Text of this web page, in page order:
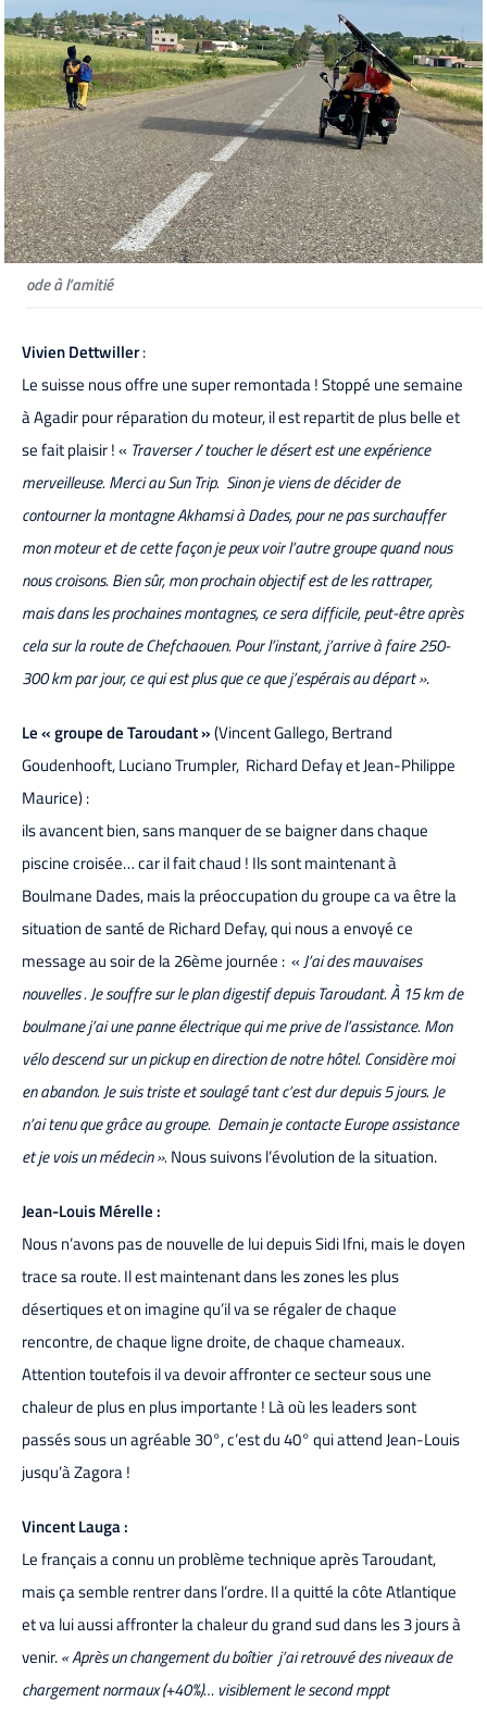
ode à l’amitié
Vivien Dettwiller:
Le suisse nous offre une super remontada ! Stoppé une semaine
à Agadir pour réparation du moteur, il est repartit de plus belle et
se fait plaisir ! « Traverser / toucher le désert est une expérience
merveilleuse. Merci au Sun Trip. Sinon je viens de décider de
contourner la montagne Akhamsi à Dades, pour ne pas surchauffer
mon moteur et de cette façon je peux voir l’autre groupe quand nous
nous croisons. Bien sûr, mon prochain objectif est de les rattraper,
mais dans les prochaines montagnes, ce sera difficile, peut-être après
cela sur la route de Chefchaouen. Pour l’instant, j’arrive à faire 250-
300 km par jour, ce qui est plus que ce que j’espérais au départ ».
Le « groupe de Taroudant »(Vincent Gallego, Bertrand
Goudenhooft, Luciano Trumpler, Richard Defay et Jean-Philippe
Maurice) :
ils avancent bien, sans manquer de se baigner dans chaque
piscine croisée… car il fait chaud ! Ils sont maintenant à
Boulmane Dades, mais la préoccupation du groupe ca va être la
situation de santé de Richard Defay, qui nous a envoyé ce
message au soir de la 26ème journée : «J’ai des mauvaises
nouvelles . Je souffre sur le plan digestif depuis Taroudant. À 15 km de
boulmane j’ai une panne électrique qui me prive de l’assistance. Mon
vélo descend sur un pickup en direction de notre hôtel. Considère moi
en abandon. Je suis triste et soulagé tant c’est dur depuis 5 jours. Je
n’ai tenu que grâce au groupe. Demain je contacte Europe assistance
et je vois un médecin ». Nous suivons l’évolution de la situation.
Jean-Louis Mérelle :
Nous n’avons pas de nouvelle de lui depuis Sidi Ifni, mais le doyen
trace sa route. Il est maintenant dans les zones les plus
désertiques et on imagine qu’il va se régaler de chaque
rencontre, de chaque ligne droite, de chaque chameaux.
Attention toutefois il va devoir affronter ce secteur sous une
chaleur de plus en plus importante ! Là où les leaders sont
passés sous un agréable 30°, c’est du 40° qui attend Jean-Louis
jusqu’à Zagora !
Vincent Lauga :
Le français a connu un problème technique après Taroudant,
mais ça semble rentrer dans l’ordre. Il a quitté la côte Atlantique
et va lui aussi affronter la chaleur du grand sud dans les 3 jours à
venir.« Après un changement du boîtier j’ai retrouvé des niveaux de
chargement normaux (+40%)… visiblement le second mppt